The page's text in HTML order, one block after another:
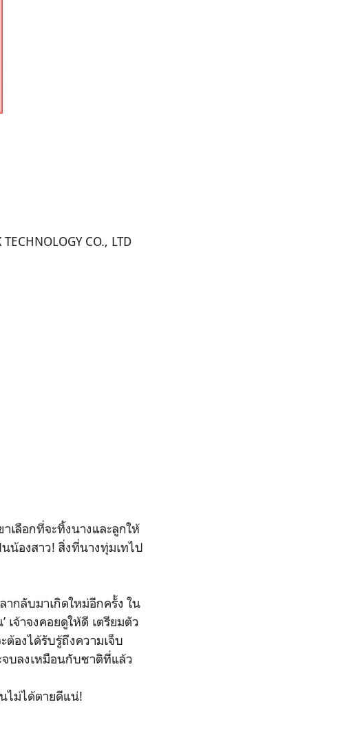
CO., LTD
เลือกที่จะทิ้งนางและลูกให้
นน้องสาว! สิ่งที่นางทุ่มเทไป
ากลับมาเกิดใหม่อีกครั้ง ใน
จ้าจงคอยดูให้ดี เตรียมตัว
ต้องได้รับรู้ถึงความเจ็บ
บลงเหมือนกับชาติที่แล้ว
ไม่ได้ตายดีแน่!